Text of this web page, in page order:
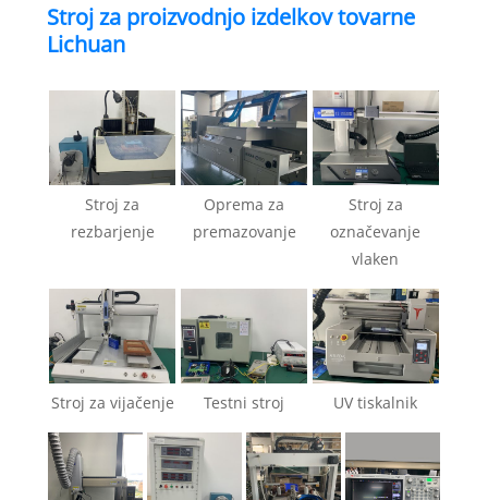
Stroj za proizvodnjo izdelkov tovarne
Lichuan
Stroj za
rezbarjenje
Oprema za
premazovanje
Stroj za
označevanje
vlaken
Stroj za vijačenje Testni stroj UV tiskalnik